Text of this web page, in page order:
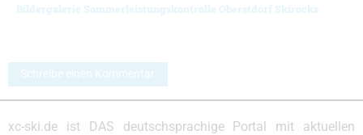
Bildergalerie Sommerleistungskontrolle Oberstdorf Skirocks
Schreibe einen Kommentar
xc-ski.de ist DAS deutschsprachige Portal mit aktuellen